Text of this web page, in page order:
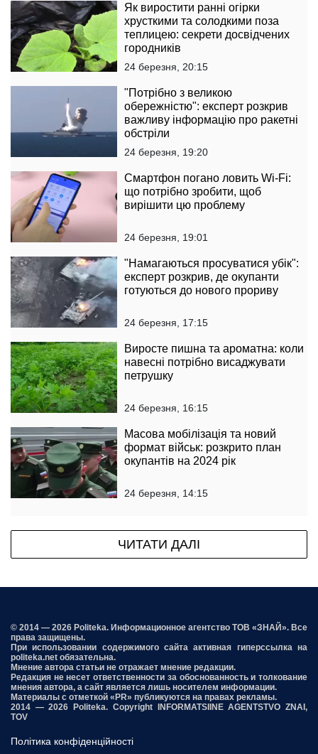
Як виростити ранні огірки
хрусткими та солодкими поза
теплицею: секрети досвідчених
городників
24 березня, 20:15
"Потрібно з великою
обережністю": експерт розкрив
важливу інформацію про ракетні
обстріли
24 березня, 19:20
Смартфон погано ловить Wi-Fi:
що потрібно зробити, щоб
вирішити цю проблему
24 березня, 19:01
"Намагаються просуватися убік":
експерт розкрив, де окупанти
готуються до нового прориву
24 березня, 17:15
Виросте пишна та ароматна: коли
навесні потрібно висаджувати
петрушку
24 березня, 16:15
Масова мобілізація та новий
формат військ: розкрито план
окупантів на 2024 рік
24 березня, 14:15
ЧИТАТИ ДАЛІ
© 2014 — 2026 Politeka. Информационное агентство ТОВ «ЗНАЙ». Все
права защищены.
При использовании содержимого сайта активная гиперссылка на
politeka.net обязательна.
Мнение автора статьи не отражает мнение редакции.
Редакция не несет ответственности за обоснованность и толкование
мнения автора, а сайт является лишь носителем информации.
Материалы с отметкой «PR» публикуются на правах рекламы.
2014 — 2026 Politeka. Copyright INFORMATSIINE AGENTSTVO ZNAI,
TOV
Політика конфіденційності